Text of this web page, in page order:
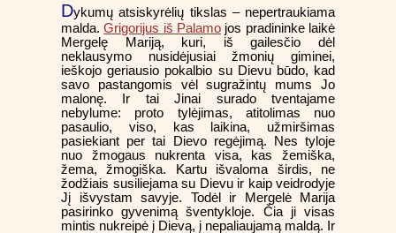
Dykumų atsiskyrėlių tikslas – nepertraukiama
malda.Grigorijus iš Palamo jos pradininke laikė
Mergelę Mariją, kuri, iš gailesčio dėl
neklausymo nusidėjusiai žmonių giminei,
ieškojo geriausio pokalbio su Dievu būdo, kad
savo pastangomis vėl sugražintų mums Jo
malonę. Ir tai Jinai surado tventajame
nebylume: proto tylėjimas, atitolimas nuo
pasaulio, viso, kas laikina, užmiršimas
pasiekiant per tai Dievo regėjimą. Nes tyloje
nuo žmogaus nukrenta visa, kas žemiška,
žema, žmogiška. Kartu išvaloma širdis, ne
žodžiais susiliejama su Dievu ir kaip veidrodyje
Jį išvystam savyje. Todėl ir Mergelė Marija
pasirinko gyvenimą šventykloje. Čia ji visas
mintis nukreipė į Dievą, į nepaliaujamą maldą. Ir